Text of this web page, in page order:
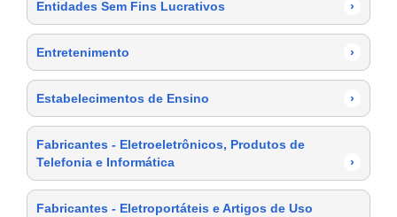
Entidades Sem Fins Lucrativos ›
Entretenimento ›
Estabelecimentos de Ensino ›
Fabricantes - Eletroeletrônicos, Produtos de
Telefonia e Informática
›
Fabricantes - Eletroportáteis e Artigos de Uso